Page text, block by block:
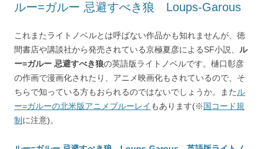
ルー=ガルー 忌避すべき狼 Loups-Garous
これまたライトノベルとは呼ばない作品かも知れませんが、徳
間書店や講談社から発売されている京極夏彦によるSF小説、 ル
ー=ガルー 忌避すべき狼の英語版ライトノベルです。樋口彰彦
の作画で漫画化されたり、アニメ映画化もされているので、そ
ちらで知っている方もおられるのではないでしょうか。また ル
ー=ガルーの北米版アニメブルーレイ もあります(※ 国コード規
制 に注意)。